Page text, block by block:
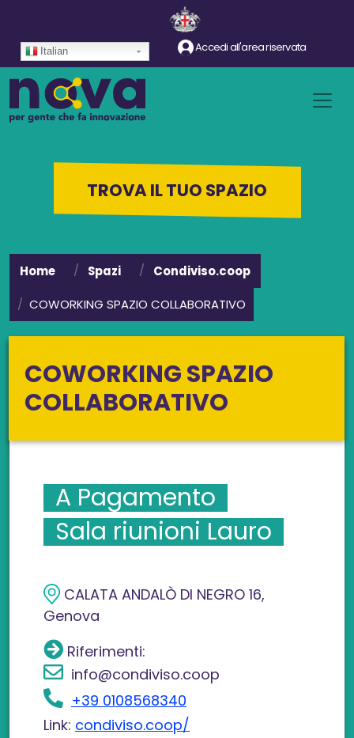
Salta al contenuto principale
Italian Accedi all'area riservata
TROVA IL TUO SPAZIO
Home Spazi
Condiviso.coop
COWORKING SPAZIO COLLABORATIVO
COWORKING SPAZIO
COLLABORATIVO
A Pagamento
Sala riunioni Lauro
CALATA ANDALÒ DI NEGRO 16,
Genova
Riferimenti:
info@condiviso.coop
+39 0108568340
Link: condiviso.coop/